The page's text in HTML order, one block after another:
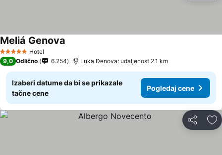
5 ZvezdiceHotel
Meliá Genova
9,0 Odlično 6.254 Luka Đenova: udaljenost 2.1 km
Izaberi datume da bi se prikazale
tačne cene
Pogledaj cene
Deli